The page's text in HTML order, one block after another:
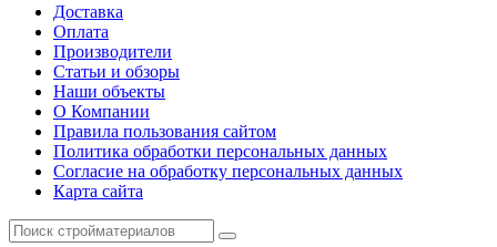
Доставка
Оплата
Производители
Статьи и обзоры
Наши объекты
О Компании
Правила пользования сайтом
Политика обработки персональных данных
Согласие на обработку персональных данных
Карта сайта